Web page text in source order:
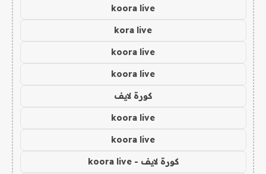
koora live
kora live
koora live
koora live
كورة لايف
koora live
koora live
كورة لايف - koora live